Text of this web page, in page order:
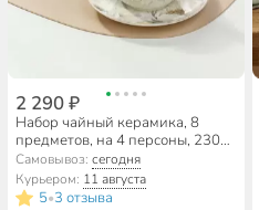
2 290 ₽
Набор чайный керамика, 8
предметов, на 4 персоны, 230
мл, Beatrix, Серебристый
цветок, МЛ134P/4, подарочная
упаковка
Самовывоз:сегодня
Курьером: 11 августа
5•3 отзыва